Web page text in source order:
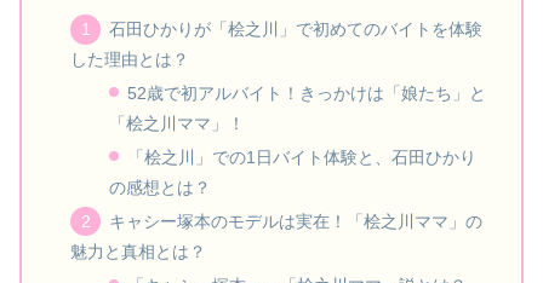
石田ひかりが「桧之川」で初めてのバイトを体験
した理由とは？
52歳で初アルバイト！きっかけは「娘たち」と
「桧之川ママ」！
「桧之川」での1日バイト体験と、石田ひかり
の感想とは？
キャシー塚本のモデルは実在！「桧之川ママ」の
魅力と真相とは？